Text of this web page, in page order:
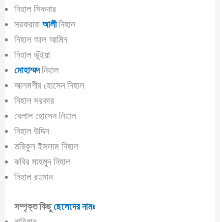
নিহাল সিকদার
সরফরাজআলীনিহাল
নিহাল আল আমিন
নিহাল ভূঁইয়া
মোহাম্মদনিহাল
আলমগীর হোসেন নিহাল
নিহাল সরকার
বেলাল হোসেন নিহাল
নিহাল উদ্দিন
তরিকুল ইসলাম নিহাল
কবির মাহমুদ নিহাল
নিহাল রহমান
সম্পৃক্ত কিছুছেলেদের নামঃ